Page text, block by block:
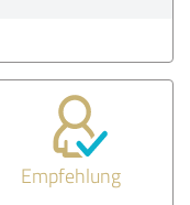
Empfehlung